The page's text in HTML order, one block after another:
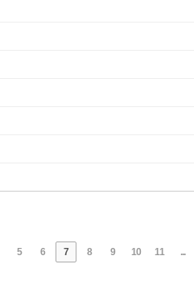
5 6 7 8 9 10 11 ...